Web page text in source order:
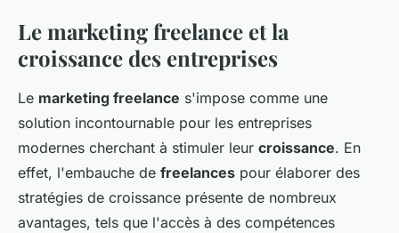
Le marketing freelance et la
croissance des entreprises
Le marketing freelance s'impose comme une
solution incontournable pour les entreprises
modernes cherchant à stimuler leur croissance. En
effet, l'embauche de freelances pour élaborer des
stratégies de croissance présente de nombreux
avantages, tels que l'accès à des compétences